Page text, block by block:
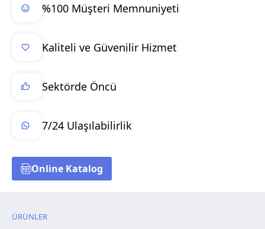
%100 Müşteri Memnuniyeti
Kaliteli ve Güvenilir Hizmet
Sektörde Öncü
7/24 Ulaşılabilirlik
Online Katalog
ÜRÜNLER